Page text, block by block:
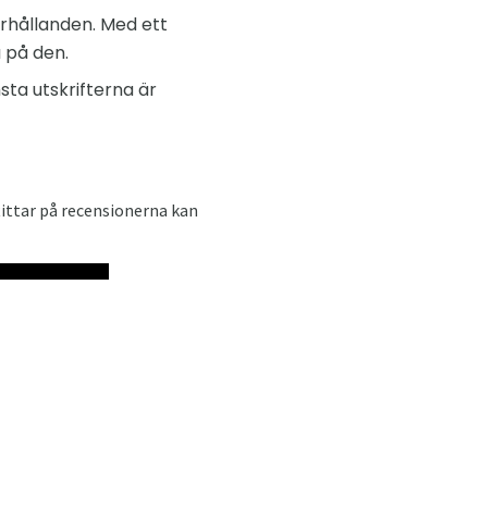
Med ett
den.
utskrifterna är
på recensionerna kan